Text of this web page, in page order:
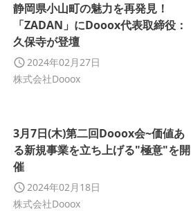
静岡県小山町の魅力を再発見！
「ZADAN」にDooox代表取締役：
久保寺が登壇
2024年02月27日
株式会社Dooox
3月7日(木)第二回Dooox会~価値あ
る新規事業を立ち上げる"極意"を開
催
2024年02月18日
株式会社Dooox